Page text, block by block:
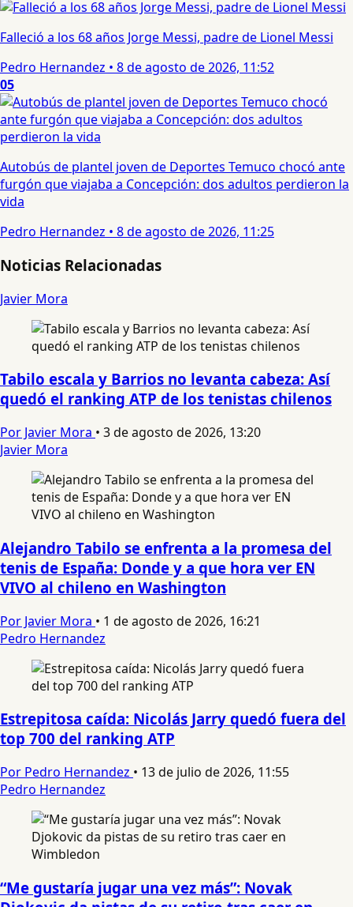
Falleció a los 68 años Jorge Messi, padre de Lionel Messi
Pedro Hernandez • 8 de agosto de 2026, 11:52
05
Autobús de plantel joven de Deportes Temuco chocó ante
furgón que viajaba a Concepción: dos adultos perdieron la
vida
Pedro Hernandez • 8 de agosto de 2026, 11:25
Noticias Relacionadas
Javier Mora
Tabilo escala y Barrios no levanta cabeza: Así
quedó el ranking ATP de los tenistas chilenos
Por Javier Mora • 3 de agosto de 2026, 13:20
Javier Mora
Alejandro Tabilo se enfrenta a la promesa del
tenis de España: Donde y a que hora ver EN
VIVO al chileno en Washington
Por Javier Mora • 1 de agosto de 2026, 16:21
Pedro Hernandez
Estrepitosa caída: Nicolás Jarry quedó fuera del
top 700 del ranking ATP
Por Pedro Hernandez • 13 de julio de 2026, 11:55
Pedro Hernandez
“Me gustaría jugar una vez más”: Novak